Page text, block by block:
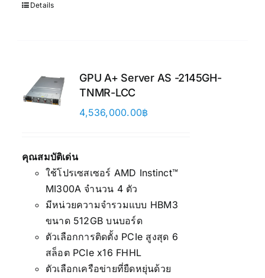
Details
GPU A+ Server AS -2145GH-
TNMR-LCC
4,536,000.00฿
คุณสมบัติเด่น
ใช้โปรเซสเซอร์ AMD Instinct™
MI300A จำนวน 4 ตัว
มีหน่วยความจำรวมแบบ HBM3
ขนาด 512GB บนบอร์ด
ตัวเลือกการติดตั้ง PCIe สูงสุด 6
สล็อต PCIe x16 FHHL
ตัวเลือกเครือข่ายที่ยืดหยุ่นด้วย